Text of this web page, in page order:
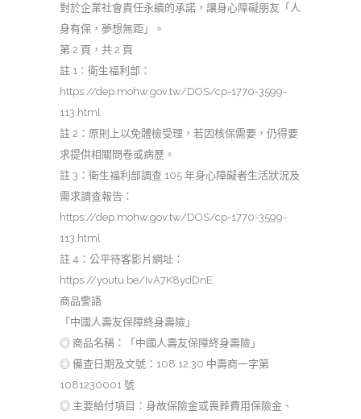
對於企業社會責任永續的承諾，讓身心障礙朋友「人
身有保，夢想無距」。
第 2 頁，共 2 頁
註 1：衛生福利部：
https://dep.mohw.gov.tw/DOS/cp-1770-3599-
113.html
註 2：原則上以免體檢受理，若因核保需要，仍得要
求提供相關問卷或病歷。
註 3：衛生福利部調查 105 年身心障礙者生活狀況及
需求調查報告：
https://dep.mohw.gov.tw/DOS/cp-1770-3599-
113.html
註 4：公平待客影片網址：
https://youtu.be/IvA7K8ydDnE
商品警語
「中國人壽友保障終身壽險」
◎ 商品名稱：「中國人壽友保障終身壽險」
◎ 備查日期及文號：108.12.30 中壽商一字第
1081230001 號
◎ 主要給付項目：身故保險金或喪葬費用保險金、